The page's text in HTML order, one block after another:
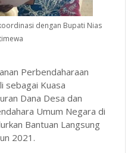
dengan Bupati Nias
Perbendaharaan
sebagai Kuasa
Dana Desa dan
Umum Negara di
Bantuan Langsung
2021.